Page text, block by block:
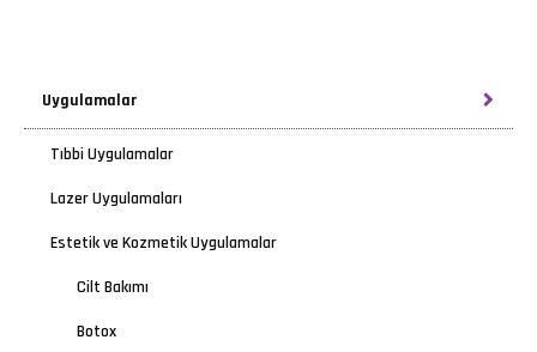
Uygulamalar
Tıbbi Uygulamalar
Lazer Uygulamaları
Estetik ve Kozmetik Uygulamalar
Cilt Bakımı
Botox